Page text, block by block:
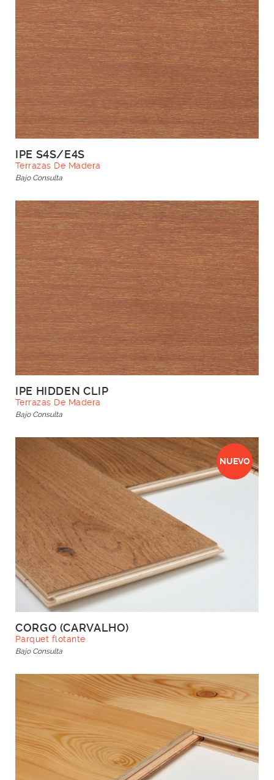
IPE S4S/E4S
Terrazas De Madera
Bajo Consulta
IPE HIDDEN CLIP
Terrazas De Madera
Bajo Consulta
NUEVO
CORGO (CARVALHO)
Parquet flotante
Bajo Consulta